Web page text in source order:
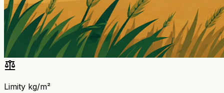
balance
Limity kg/m²